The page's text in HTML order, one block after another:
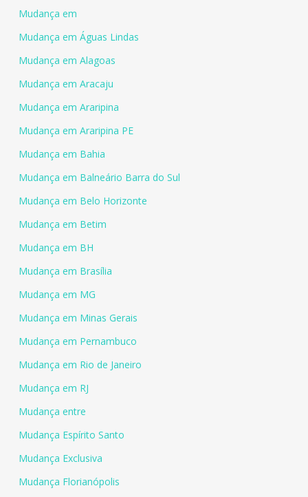
Mudança em
Mudança em Águas Lindas
Mudança em Alagoas
Mudança em Aracaju
Mudança em Araripina
Mudança em Araripina PE
Mudança em Bahia
Mudança em Balneário Barra do Sul
Mudança em Belo Horizonte
Mudança em Betim
Mudança em BH
Mudança em Brasília
Mudança em MG
Mudança em Minas Gerais
Mudança em Pernambuco
Mudança em Rio de Janeiro
Mudança em RJ
Mudança entre
Mudança Espírito Santo
Mudança Exclusiva
Mudança Florianópolis